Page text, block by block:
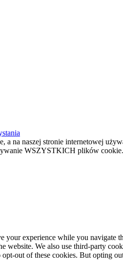
a na naszej stronie internetowej
WSZYSTKICH plików cookie.
your experience while you navigate
website. We also use third-party
out of these cookies. But opting